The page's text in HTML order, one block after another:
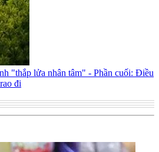
"thắp lửa nhân tâm" - Phần cuối: Điều
đi